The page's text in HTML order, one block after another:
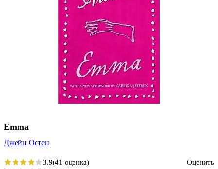
Emma
Джейн Остен
3.9(41 оценка)
Оценить